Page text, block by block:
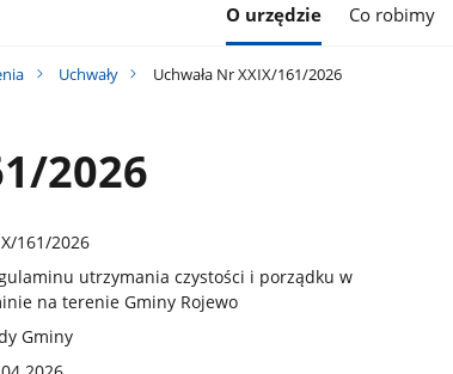
O urzędzie Co robimy
Uchwały Uchwała Nr XXIX/161/2026
2026
161/2026
utrzymania czystości i porządku w
na terenie Gminy Rojewo
Gminy